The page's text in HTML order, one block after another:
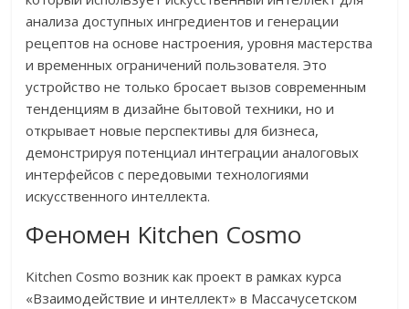
анализа доступных ингредиентов и генерации
рецептов на основе настроения, уровня мастерства
и временных ограничений пользователя. Это
устройство не только бросает вызов современным
тенденциям в дизайне бытовой техники, но и
открывает новые перспективы для бизнеса,
демонстрируя потенциал интеграции аналоговых
интерфейсов с передовыми технологиями
искусственного интеллекта.
Феномен Kitchen Cosmo
Kitchen Cosmo возник как проект в рамках курса
«Взаимодействие и интеллект» в Массачусетском